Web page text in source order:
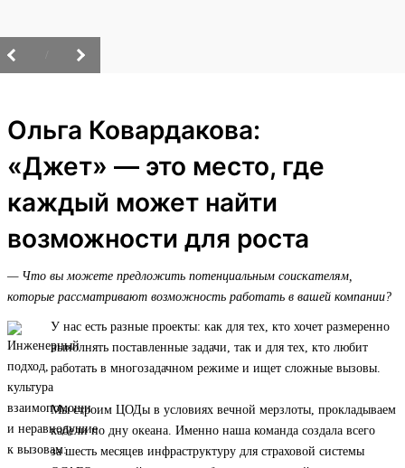
Ольга Ковардакова:
«Джет» — это место, где
каждый может найти
возможности для роста
— Что вы можете предложить потенциальным соискателям,
которые рассматривают возможность работать в вашей компании?
У нас есть разные проекты: как для тех, кто хочет размеренно
выполнять поставленные задачи, так и для тех, кто любит
работать в многозадачном режиме и ищет сложные вызовы.
Мы строим ЦОДы в условиях вечной мерзлоты, прокладываем
кабели по дну океана. Именно наша команда создала всего
за шесть месяцев инфраструктуру для страховой системы